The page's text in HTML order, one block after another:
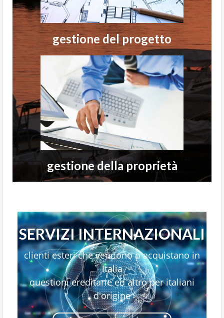
gestione del progetto
gestione della proprietà
SERVIZI INTERNAZIONALI
clienti esteri che vendono o acquistano in
Italia
questioni ereditarie ed altro per italiani
d'origine